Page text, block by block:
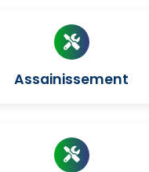
Assainissement